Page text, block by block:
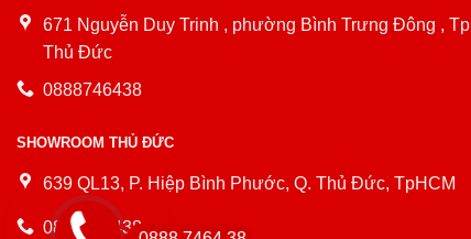
671 Nguyễn Duy Trinh , phường Bình Trưng Đông , Tp
Thủ Đức
0888746438
SHOWROOM THỦ ĐỨC
639 QL13, P. Hiệp Bình Phước, Q. Thủ Đức, TpHCM
0888746438